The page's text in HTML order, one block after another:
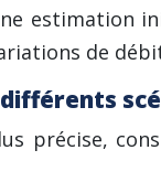
estimation
de
précise,